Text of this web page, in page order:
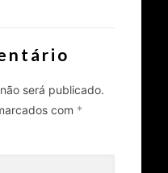
será publicado.
com *